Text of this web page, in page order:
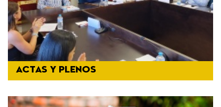
ACTAS Y PLENOS